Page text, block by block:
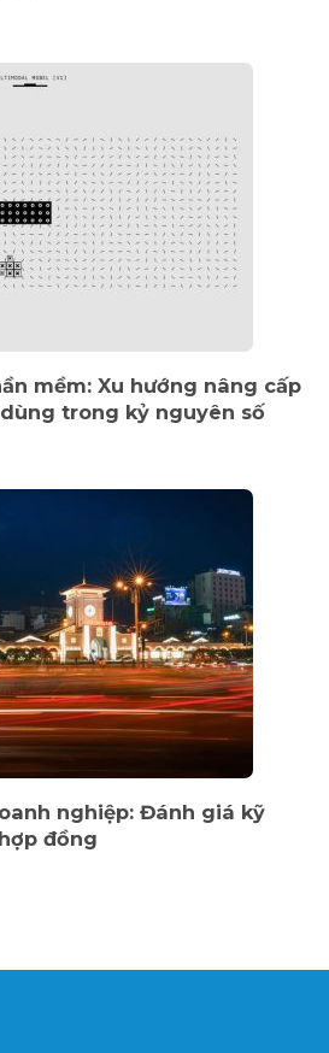
mềm: Xu hướng nâng cấp
trong kỷ nguyên số
nghiệp: Đánh giá kỹ
đồng